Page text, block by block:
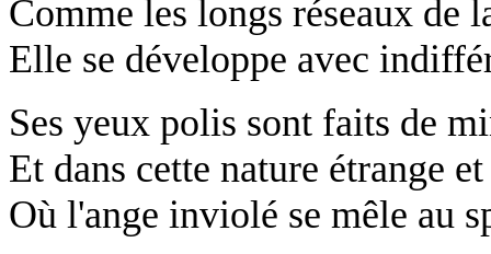
Comme les longs réseaux de
Elle se développe avec
Ses yeux polis sont faits de
Et dans cette nature étrange
Où l'ange inviolé se mêle au